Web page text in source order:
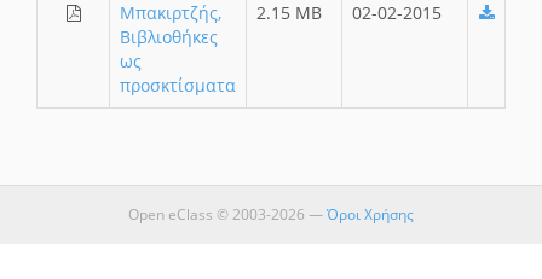
Μπακιρτζής,
Βιβλιοθήκες
ως
προσκτίσματα
2.15 MB 02-02-2015
Open eClass © 2003-2026 —Όροι Χρήσης